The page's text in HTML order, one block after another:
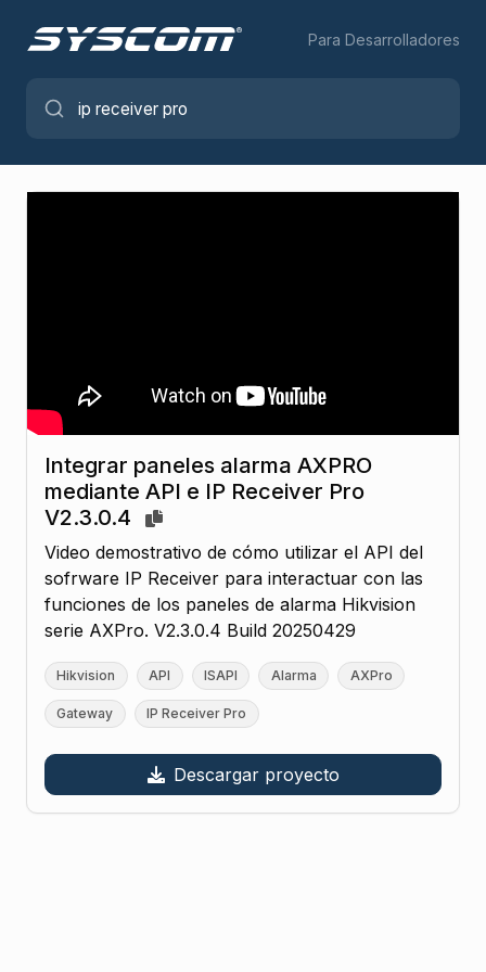
Para Desarrolladores
Integrar paneles alarma AXPRO
mediante API e IP Receiver Pro
V2.3.0.4
Video demostrativo de cómo utilizar el API del
sofrware IP Receiver para interactuar con las
funciones de los paneles de alarma Hikvision
serie AXPro. V2.3.0.4 Build 20250429
Hikvision API ISAPI Alarma AXPro
Gateway IP Receiver Pro
Descargar proyecto